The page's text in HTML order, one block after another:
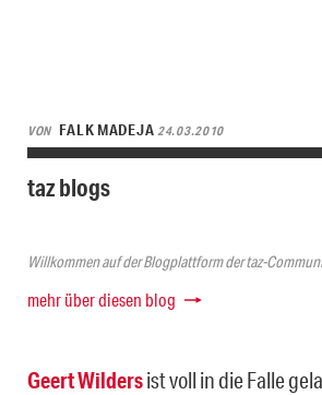
VON FALK MADEJA24.03.2010
taz blogs
Willkommen auf der Blogplattform der taz-
mehr über diesen blog
Geert Wildersist voll in die Falle